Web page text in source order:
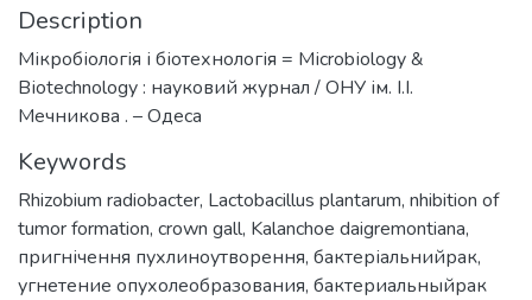
Description
Мікробіологія і біотехнологія = Mіcrobіology &
Bіotechnology : науковий журнал / ОНУ ім. І.І.
Мечникова . – Одеса
Keywords
Rhizobium radiobacter, Lactobacillus plantarum, nhibition of
tumor formation, crown gall, Kalanchoe daigremontiana,
пригнічення пухлиноутворення, бактеріальнийрак,
угнетение опухолеобразования, бактериальныйрак